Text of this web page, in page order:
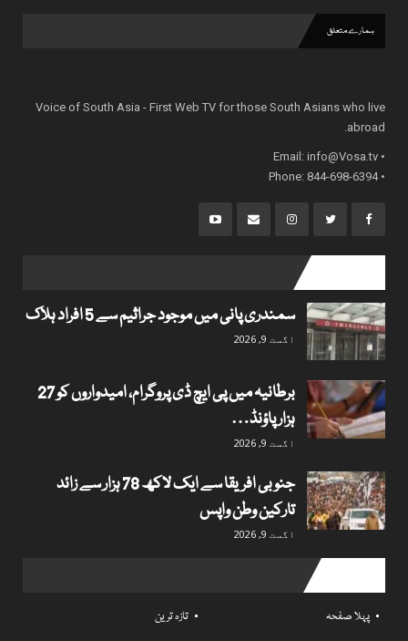
ہمارے متعلق
Voice of South Asia - First Web TV for those South Asians who live
abroad.
• Email:
info@Vosa.tv
• Phone: 844-698-6394
سمندری پانی میں موجود جراثیم سے 5 افراد ہلاک
اگست 9, 2026
برطانیہ میں پی ایچ ڈی پروگرام، امیدواروں کو 27
ہزار پاؤنڈ…
اگست 9, 2026
جنوبی افریقا سے ایک لاکھ 78 ہزار سے زائد
تارکین وطن واپس
اگست 9, 2026
پہلا صفحہ
تازہ ترین